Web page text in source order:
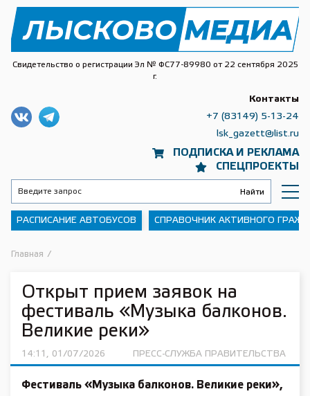
Свидетельство о регистрации Эл № ФС77-89980 от 22 сентября 2025
г.
ПОДПИСКА И РЕКЛАМА
СПЕЦПРОЕКТЫ
Контакты
+7 (83149) 5-13-24
lsk_gazett@list.ru
РАСПИСАНИЕ АВТОБУСОВ СПРАВОЧНИК АКТИВНОГО
Главная /
Открыт прием заявок на
фестиваль «Музыка балконов.
Великие реки»
14:11, 01/07/2026 ПРЕСС-СЛУЖБА ПРАВИТЕЛЬСТВА
Фестиваль «Музыка балконов. Великие реки»,